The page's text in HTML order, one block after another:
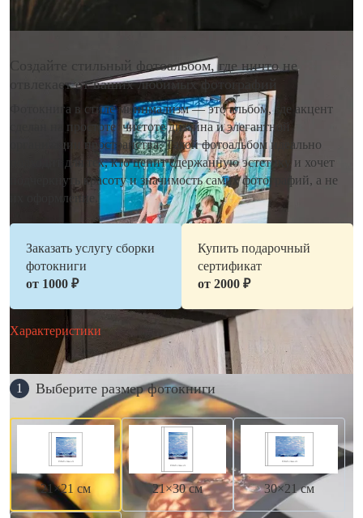
Создайте стильный фотоальбом, где ничто не
отвлекает от ваших любимых фотографий
Фотокнига в стиле минимализм — это альбом, где акцент
сделан на простоте, чистоте дизайна и элегантной
организации пространства. Такой фотоальбом идеально
подходит для тех, кто ценит сдержанную эстетику и хочет
подчеркнуть красоту и значимость самих фотографий, а не
их оформление.
Заказать услугу сборки
фотокниги
от 1000 ₽
Купить подарочный
сертификат
от 2000 ₽
Характеристики
1 Выберите размер фотокниги
21×21 см 21×30 см 30×21 см